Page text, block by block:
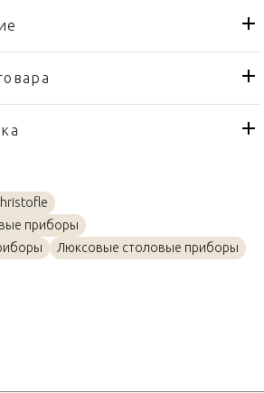
Нож
Сталь
15,5см
приборы
Люксовые столовые приборы